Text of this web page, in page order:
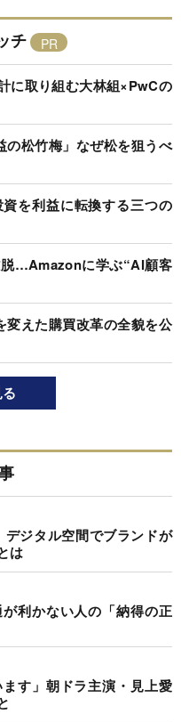
チ
に取り組む大林組×PwCの
の松竹梅」なぜ松を狙うべ
を利益に転換する三つの
脱…Amazonに学ぶ“AI顧客
えた購買改革の全貌を公
ジタル空間でブランドが
は
利かない人の「納得の正
す」朝ドラ主演・見上愛